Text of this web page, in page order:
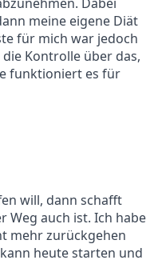
meine eigene Diät
für mich war jedoch
Kontrolle über das,
funktioniert es für
will, dann schafft
Weg auch ist. Ich habe
mehr zurückgehen
heute starten und